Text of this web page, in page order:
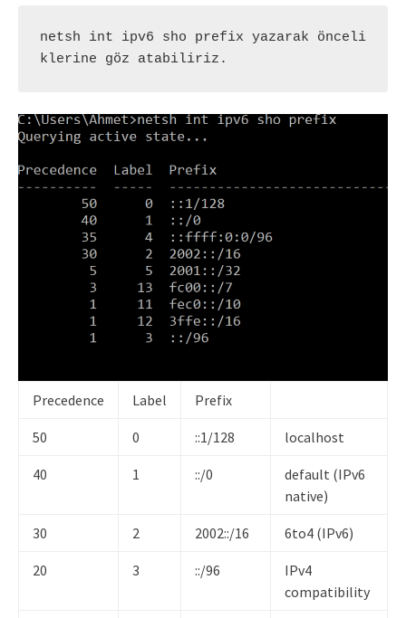
netsh int ipv6 sho prefix yazarak önceli
klerine göz atabiliriz.
Precedence Label Prefix
50 0 ::1/128 localhost
40 1 ::/0
default (IPv6
native)
30 2 2002::/16 6to4 (IPv6)
20 3 ::/96
IPv4
compatibility